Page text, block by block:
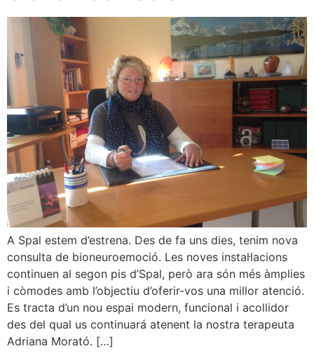
A Spal estem d’estrena. Des de fa uns dies, tenim nova
consulta de bioneuroemoció. Les noves instal·lacions
continuen al segon pis d’Spal, però ara són més àmplies
i còmodes amb l’objectiu d’oferir-vos una millor atenció.
Es tracta d’un nou espai modern, funcional i acollidor
des del qual us continuará atenent la nostra terapeuta
Adriana Morató. […]